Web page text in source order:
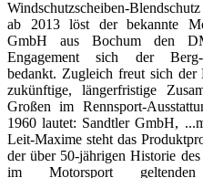
Windschutzscheiben-
ab 2013 löst der bekannte
GmbH aus Bochum den
Engagement sich der
bedankt. Zugleich freut sich
zukünftige, längerfristige
Großen im Rennsport-
1960 lautet: Sandtler GmbH,
Leit-Maxime steht das
der über 50-jährigen Historie
im Motorsport geltenden